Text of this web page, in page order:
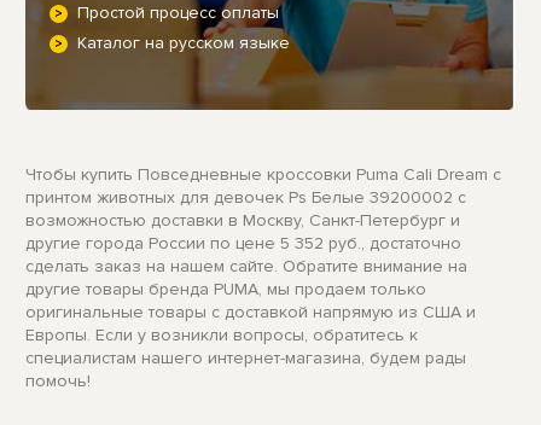
Простой процесс оплаты
Каталог на русском языке
Чтобы купить Повседневные кроссовки Puma Cali Dream с
принтом животных для девочек Ps Белые 39200002 с
возможностью доставки в Москву, Санкт-Петербург и
другие города России по цене 5 352 руб., достаточно
сделать заказ на нашем сайте. Обратите внимание на
другие товары бренда PUMA, мы продаем только
оригинальные товары с доставкой напрямую из США и
Европы. Если у возникли вопросы, обратитесь к
специалистам нашего интернет-магазина, будем рады
помочь!